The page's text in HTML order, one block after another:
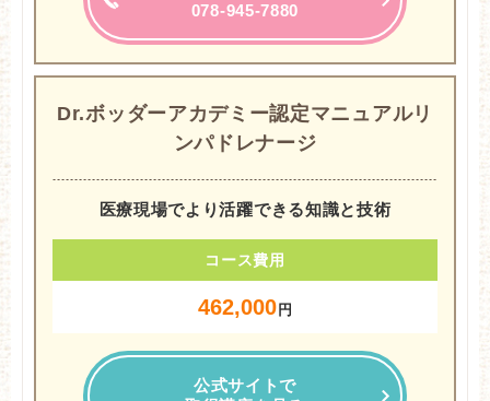
Dr.ボッダーアカデミー認定マニュアルリ
ンパドレナージ
医療現場でより活躍できる知識と技術
コース費用
462,000 円
公式サイトで
078-945-7880